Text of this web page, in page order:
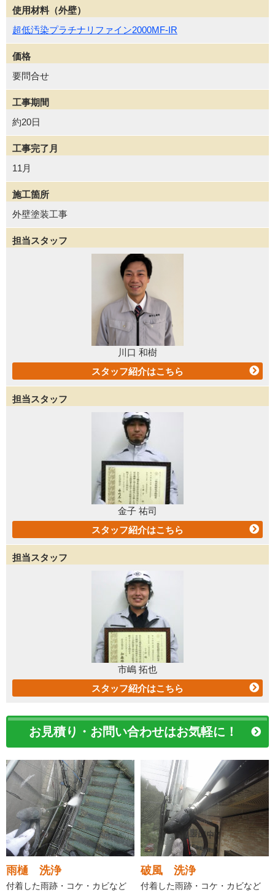
使用材料（外壁）
超低汚染プラチナリファイン2000MF-IR
価格
要問合せ
工事期間
約20日
工事完了月
11月
施工箇所
外壁塗装工事
担当スタッフ
川口 和樹
スタッフ紹介はこちら
担当スタッフ
金子 祐司
スタッフ紹介はこちら
担当スタッフ
市嶋 拓也
スタッフ紹介はこちら
お見積り・お問い合わせはお気軽に！
雨樋 洗浄
付着した雨跡・コケ・カビなど
破風 洗浄
付着した雨跡・コケ・カビなど